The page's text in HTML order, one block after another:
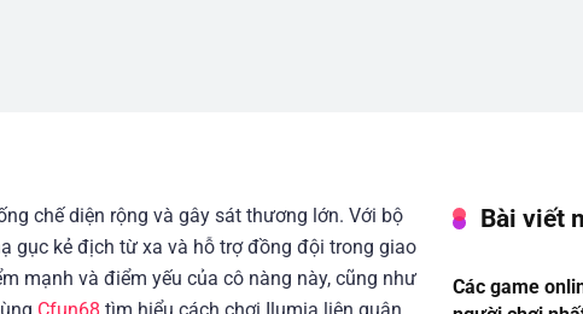
chế diện rộng và gây sát thương lớn. Với bộ
gục kẻ địch từ xa và hỗ trợ đồng đội trong giao
mạnh và điểm yếu của cô nàng này, cũng như
Cfun68 tìm hiểu cách chơi Ilumia liên quân
Bài viết
Các game